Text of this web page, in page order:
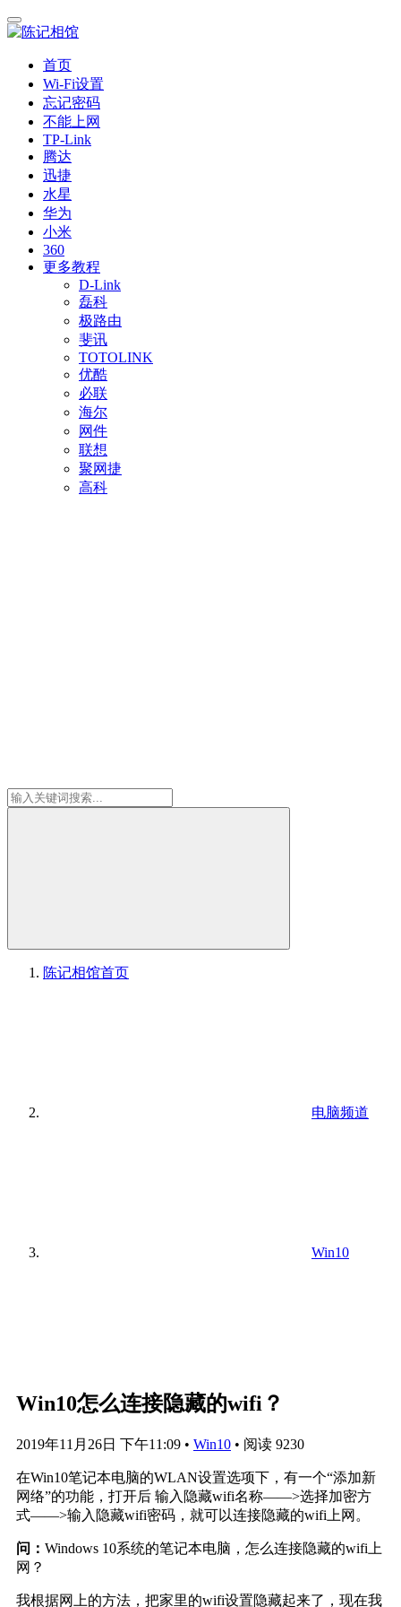
首页
Wi-Fi设置
忘记密码
不能上网
TP-Link
腾达
迅捷
水星
华为
小米
360
更多教程
D-Link
磊科
极路由
斐讯
TOTOLINK
优酷
必联
海尔
网件
联想
聚网捷
高科
陈记相馆首页
电脑频道
Win10
Win10怎么连接隐藏的wifi？
2019年11月26日 下午11:09 • Win10 • 阅读 9230
在Win10笔记本电脑的WLAN设置选项下，有一个“添加新
网络”的功能，打开后 输入隐藏wifi名称——>选择加密方
式——>输入隐藏wifi密码，就可以连接隐藏的wifi上网。
问： Windows 10系统的笔记本电脑，怎么连接隐藏的wifi上
网？
我根据网上的方法，把家里的wifi设置隐藏起来了，现在我